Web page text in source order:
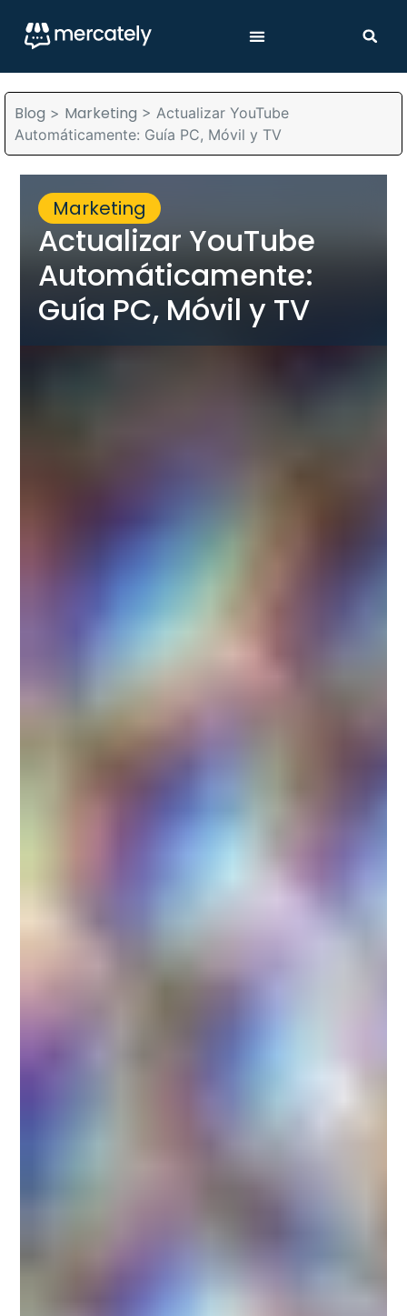
Blog > Marketing > Actualizar YouTube
Automáticamente: Guía PC, Móvil y TV
Marketing
Actualizar YouTube
Automáticamente:
Guía PC, Móvil y TV